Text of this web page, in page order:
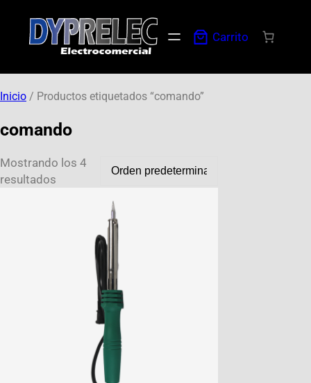
Carrito
Inicio / Productos etiquetados “comando”
comando
Mostrando los 4
resultados